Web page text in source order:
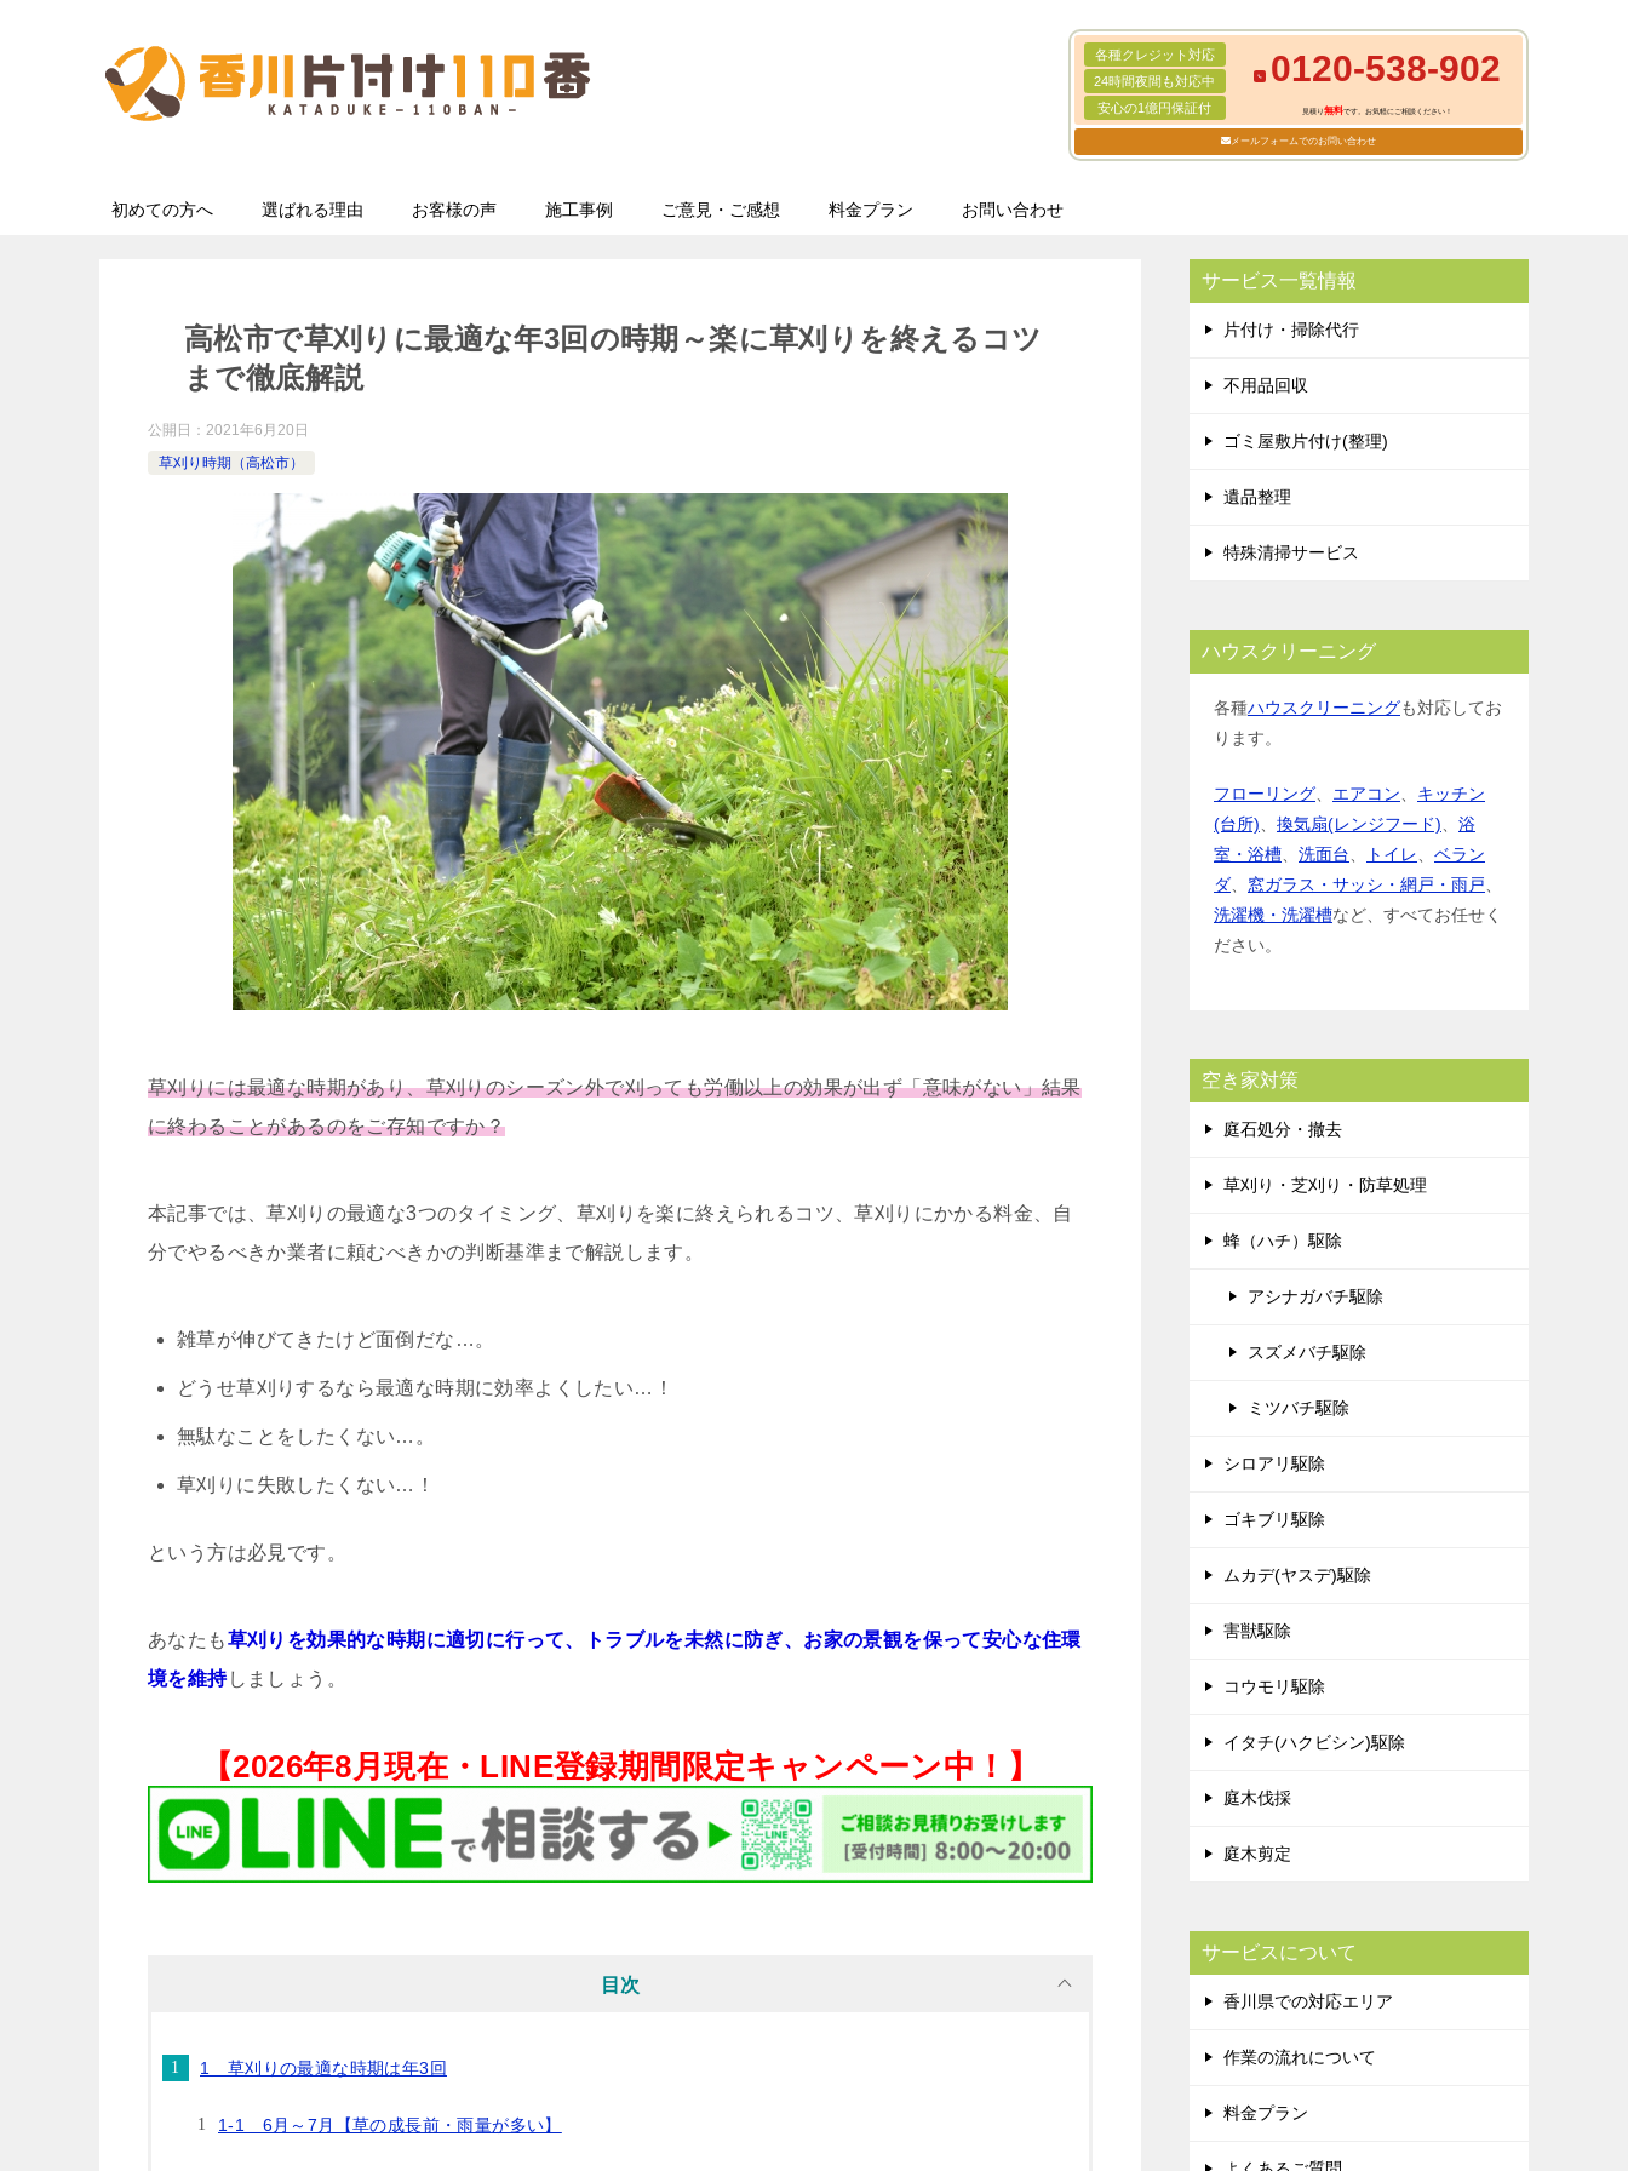
各種クレジット対応
24時間夜間も対応中
安心の1億円保証付
0120-538-902
見積り無料です。お気軽にご相談ください！
メールフォームでのお問い合わせ
初めての方へ 選ばれる理由 お客様の声 施工事例 ご意見・ご感想 料金プラン お問い合わせ
高松市で草刈りに最適な年3回の時期～楽に草刈りを終えるコツ
まで徹底解説
公開日： 2021年6月20日
草刈り時期（高松市）
草刈りには最適な時期があり、草刈りのシーズン外で刈っても労働以上の効果が出ず「意味がない」結果
に終わることがあるのをご存知ですか？
本記事では、草刈りの最適な3つのタイミング、草刈りを楽に終えられるコツ、草刈りにかかる料金、自
分でやるべきか業者に頼むべきかの判断基準まで解説します。
雑草が伸びてきたけど面倒だな…。
どうせ草刈りするなら最適な時期に効率よくしたい…！
無駄なことをしたくない…。
草刈りに失敗したくない…！
という方は必見です。
あなたも草刈りを効果的な時期に適切に行って、トラブルを未然に防ぎ、お家の景観を保って安心な住環
境を維持しましょう。
【2026年8月現在・ LINE登録期間限定キャンペーン中！】
目次
1 草刈りの最適な時期は年3回
1-1 6月～7月【草の成長前・雨量が多い】
サービス一覧情報
片付け・掃除代行
不用品回収
ゴミ屋敷片付け(整理)
遺品整理
特殊清掃サービス
ハウスクリーニング
各種ハウスクリーニングも対応してお
ります。
フローリング エアコン
キッチン
(台所)
換気扇(レンジフード)
浴
室・浴槽
洗面台 トイレ
ベラン
ダ
窓ガラス・サッシ・網戸・雨戸
洗濯機・洗濯槽など、すべてお任せく
ださい。
空き家対策
庭石処分・撤去
草刈り・芝刈り・防草処理
蜂（ハチ）駆除
アシナガバチ駆除
スズメバチ駆除
ミツバチ駆除
シロアリ駆除
ゴキブリ駆除
ムカデ(ヤスデ)駆除
害獣駆除
コウモリ駆除
イタチ(ハクビシン)駆除
庭木伐採
庭木剪定
サービスについて
香川県での対応エリア
作業の流れについて
料金プラン